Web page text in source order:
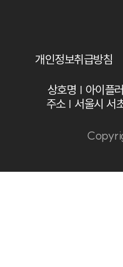
개인정보취급방침
상호명 | 아이
주소 | 서울시